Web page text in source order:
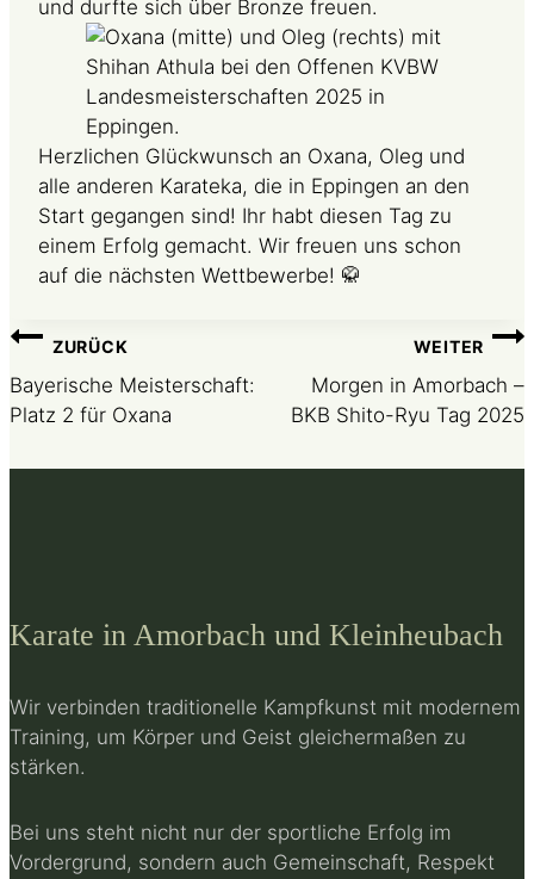
und durfte sich über Bronze freuen.
Herzlichen Glückwunsch an Oxana, Oleg und
alle anderen Karateka, die in Eppingen an den
Start gegangen sind! Ihr habt diesen Tag zu
einem Erfolg gemacht. Wir freuen uns schon
auf die nächsten Wettbewerbe! 🥋
Beitragsnavigation
ZURÜCK
Bayerische Meisterschaft:
Platz 2 für Oxana
WEITER
Morgen in Amorbach –
BKB Shito-Ryu Tag 2025
Karate in Amorbach und Kleinheubach
Wir verbinden traditionelle Kampfkunst mit modernem
Training, um Körper und Geist gleichermaßen zu
stärken.
Bei uns steht nicht nur der sportliche Erfolg im
Vordergrund, sondern auch Gemeinschaft, Respekt